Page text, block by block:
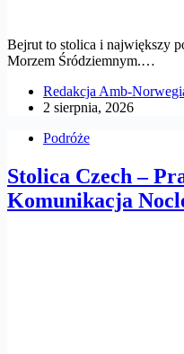
Bejrut to stolica i największy
Morzem Śródziemnym.…
Redakcja Amb-
2 sierpnia, 2026
Podróże
Stolica Czech –
Komunikacja